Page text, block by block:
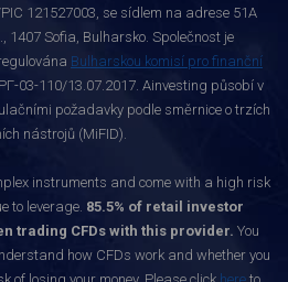
121527003, se sídlem na adrese 51A
1407 Sofia, Bulharsko. Společnost je
Bulharskou komisí pro finanční
03-110/13.07.2017. Ainvesting působí v
požadavky podle směrnice o trzích
nástrojů (MiFID).
instruments and come with a high risk
to leverage. 85.5% of retail investor
trading CFDs with this provider. You
how CFDs work and whether you